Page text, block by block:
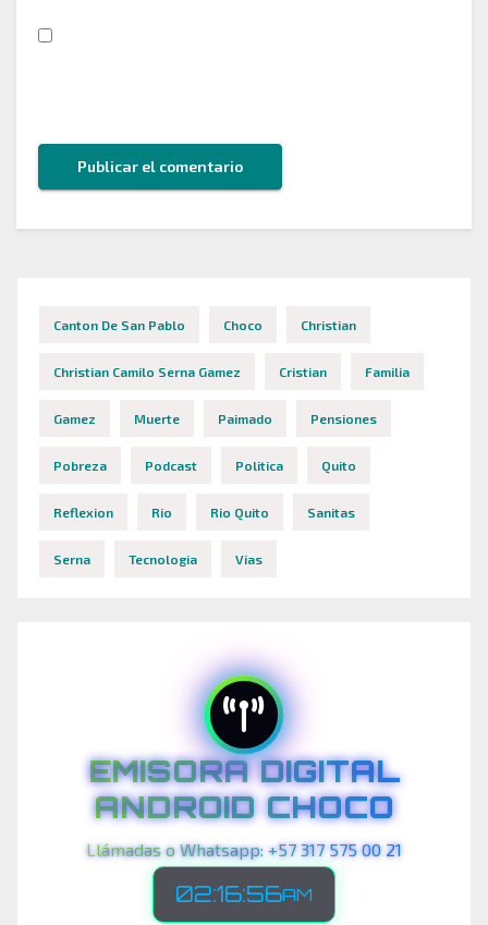
Canton De San Pablo Choco Christian
Christian Camilo Serna Gamez Cristian Familia
Gamez Muerte Paimado Pensiones
Pobreza Podcast Politica Quito
Reflexion Rio Rio Quito Sanitas
Serna Tecnologia Vias
EMISORA DIGITAL
ANDROID CHOCO
Llámadas o Whatsapp: +57 317 575 00 21
02:16:58AM